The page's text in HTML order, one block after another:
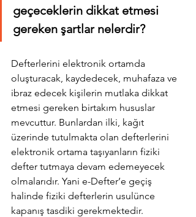
geçeceklerin dikkat etmesi
gereken şartlar nelerdir?
Defterlerini elektronik ortamda
oluşturacak, kaydedecek, muhafaza ve
ibraz edecek kişilerin mutlaka dikkat
etmesi gereken birtakım hususlar
mevcuttur. Bunlardan ilki, kağıt
üzerinde tutulmakta olan defterlerini
elektronik ortama taşıyanların fiziki
defter tutmaya devam edemeyecek
olmalarıdır. Yani e-Defter’e geçiş
halinde fiziki defterlerin usulünce
kapanış tasdiki gerekmektedir.